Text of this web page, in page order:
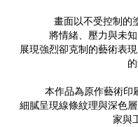
畫面以不受控制的
將情緒、壓力與未
展現強烈卻克制的藝術表
本作品為原作藝術印
細膩呈現線條紋理與深色
家與